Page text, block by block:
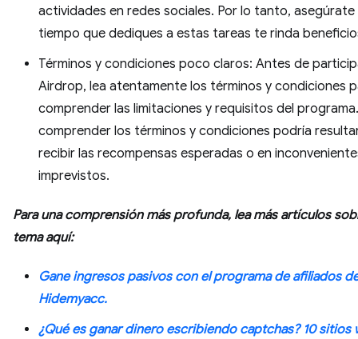
actividades en redes sociales. Por lo tanto, asegúrate
tiempo que dediques a estas tareas te rinda
Términos y condiciones poco claros: Antes de
Airdrop, lea atentamente los términos y condiciones
comprender las limitaciones y requisitos del
comprender los términos y condiciones podría
recibir las recompensas esperadas o en
imprevistos.
Para una comprensión más profunda, lea más artículos
tema aquí:
Gane ingresos pasivos con el programa de afiliados
Hidemyacc.
¿Qué es ganar dinero escribiendo captchas? 10 sitios